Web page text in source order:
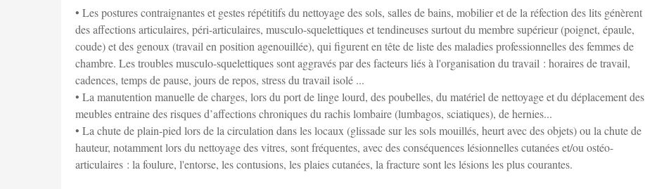
• Les postures contraignantes et gestes répétitifs du nettoyage des sols, salles de bains, mobilier et de la réfection des lits génèrent
des affections articulaires, péri-articulaires, musculo-squelettiques et tendineuses surtout du membre supérieur (poignet, épaule,
coude) et des genoux (travail en position agenouillée), qui figurent en tête de liste des maladies professionnelles des femmes de
chambre. Les troubles musculo-squelettiques sont aggravés par des facteurs liés à l'organisation du travail : horaires de travail,
cadences, temps de pause, jours de repos, stress du travail isolé ...
• La manutention manuelle de charges, lors du port de linge lourd, des poubelles, du matériel de nettoyage et du déplacement des
meubles entraine des risques d’affections chroniques du rachis lombaire (lumbagos, sciatiques), de hernies...
• La chute de plain-pied lors de la circulation dans les locaux (glissade sur les sols mouillés, heurt avec des objets) ou la chute de
hauteur, notamment lors du nettoyage des vitres, sont fréquentes, avec des conséquences lésionnelles cutanées et/ou ostéo-
articulaires : la foulure, l'entorse, les contusions, les plaies cutanées, la fracture sont les lésions les plus courantes.